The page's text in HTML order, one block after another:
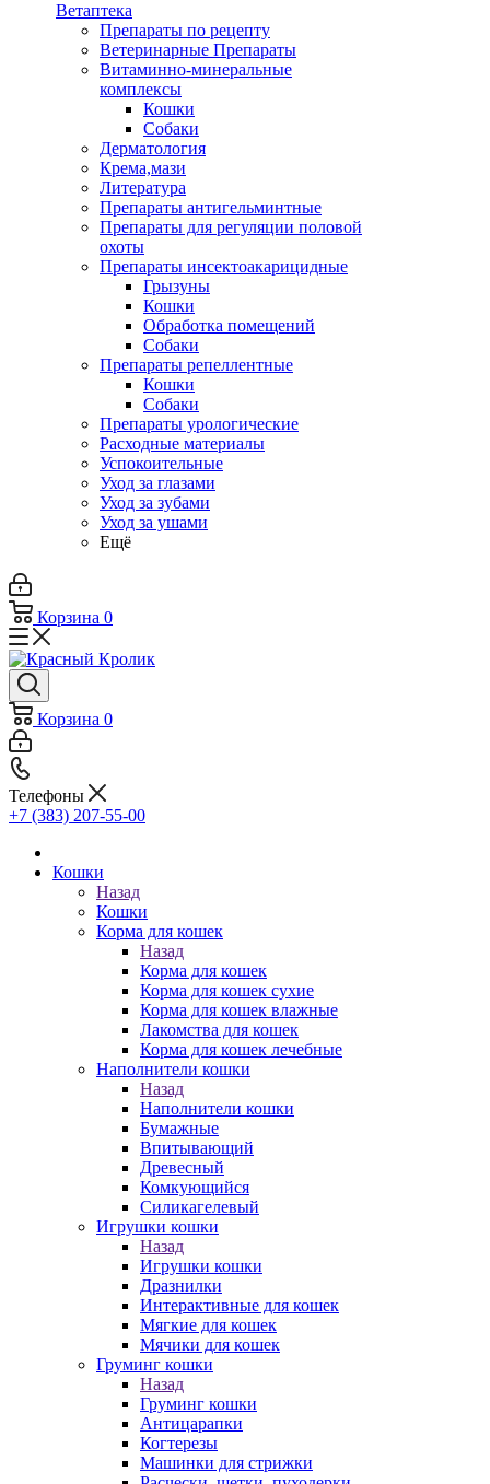
Ветаптека
Препараты по рецепту
Ветеринарные Препараты
Витаминно-минеральные
комплексы
Кошки
Собаки
Дерматология
Крема,мази
Литература
Препараты антигельминтные
Препараты для регуляции половой
охоты
Препараты инсектоакарицидные
Грызуны
Кошки
Обработка помещений
Собаки
Препараты репеллентные
Кошки
Собаки
Препараты урологические
Расходные материалы
Успокоительные
Уход за глазами
Уход за зубами
Уход за ушами
Ещё
Корзина 0
Корзина 0
Телефоны
+7 (383) 207-55-00
Кошки
Назад
Кошки
Корма для кошек
Назад
Корма для кошек
Корма для кошек сухие
Корма для кошек влажные
Лакомства для кошек
Корма для кошек лечебные
Наполнители кошки
Назад
Наполнители кошки
Бумажные
Впитывающий
Древесный
Комкующийся
Силикагелевый
Игрушки кошки
Назад
Игрушки кошки
Дразнилки
Интерактивные для кошек
Мягкие для кошек
Мячики для кошек
Груминг кошки
Назад
Груминг кошки
Антицарапки
Когтерезы
Машинки для стрижки